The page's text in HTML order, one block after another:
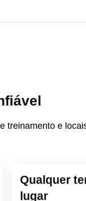
treinamento e
Qualquer
lugar